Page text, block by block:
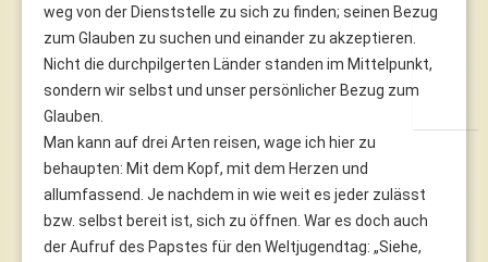
weg von der Dienststelle zu sich zu finden; seinen Bezug
zum Glauben zu suchen und einander zu akzeptieren.
Nicht die durchpilgerten Länder standen im Mittelpunkt,
sondern wir selbst und unser persönlicher Bezug zum
Glauben.
Man kann auf drei Arten reisen, wage ich hier zu
behaupten: Mit dem Kopf, mit dem Herzen und
allumfassend. Je nachdem in wie weit es jeder zulässt
bzw. selbst bereit ist, sich zu öffnen. War es doch auch
der Aufruf des Papstes für den Weltjugendtag: „Siehe,